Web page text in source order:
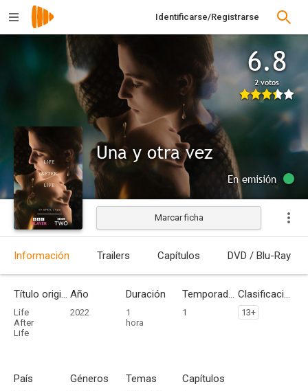
Identificarse/Registrarse
6.8
2 votos
Una y otra vez
En emisión
Marcar ficha
Información Trailers Capítulos DVD / Blu-Ray
Título original
Life
After
Life
Año
2022
Duración
1
hora
Temporadas
1
Clasificación por edades
13+
País Géneros Temas Capítulos